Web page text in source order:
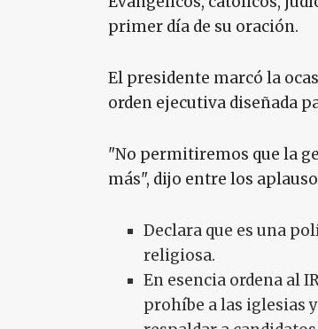
primer día de su oración.
El presidente marcó la
orden ejecutiva diseñada
"No permitiremos que la
más", dijo entre los
Declara que es una
religiosa.
En esencia ordena al
prohíbe a las iglesias